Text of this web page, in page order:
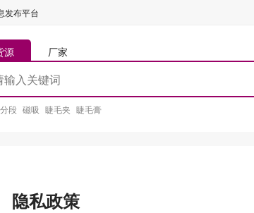
发布平台
源 厂家
分段 磁吸 睫毛夹 睫毛膏
隐私政策